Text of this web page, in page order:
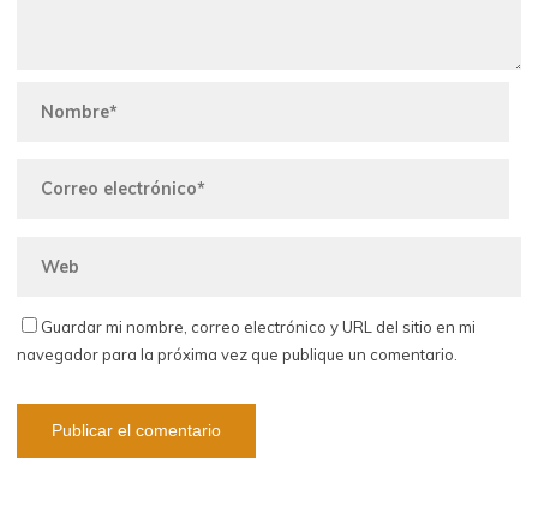
Guardar mi nombre, correo electrónico y URL del sitio en mi
navegador para la próxima vez que publique un comentario.